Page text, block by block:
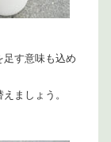
す意味も込め
ましょう。